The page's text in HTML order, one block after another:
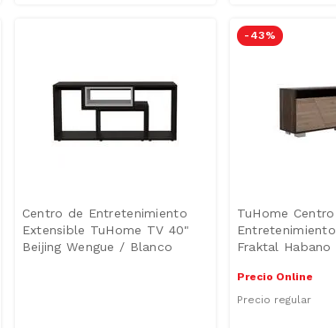
Centro de Entretenimiento
Extensible TuHome TV 40"
Beijing Wengue / Blanco
- 43 %
TuHome
Fraktal Habano
Precio Online
Precio regular